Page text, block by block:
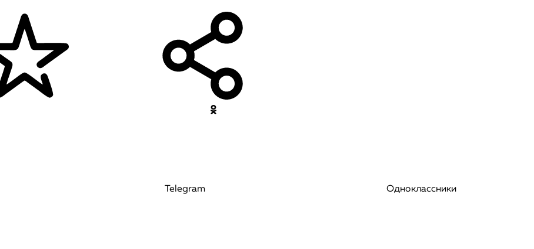
Telegram Одноклассники